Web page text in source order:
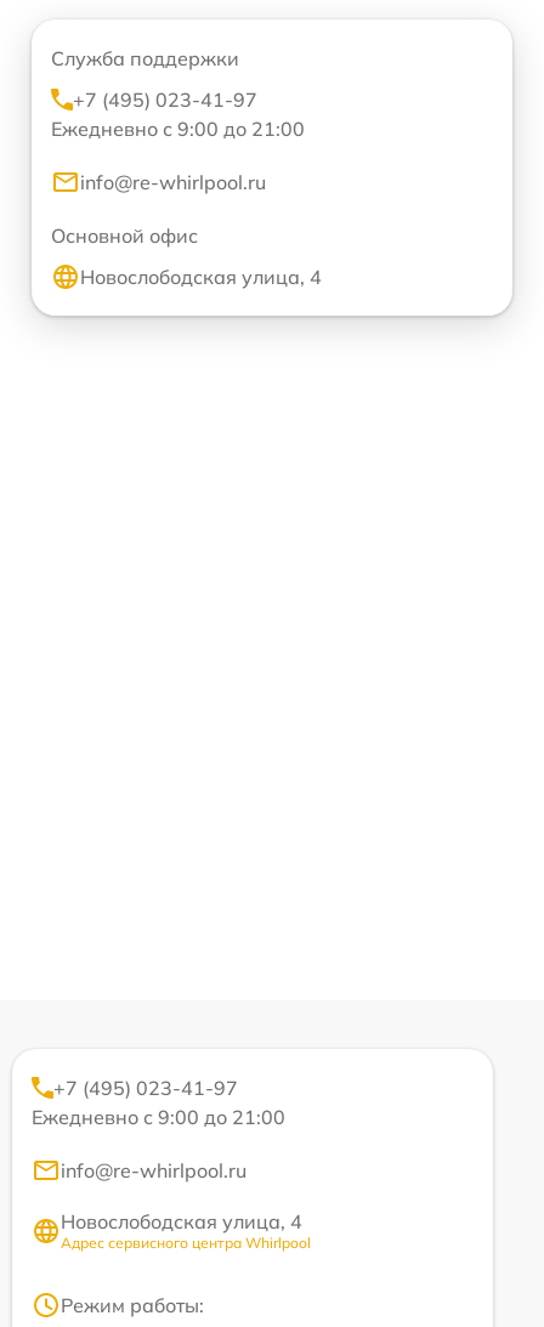
Служба поддержки
+7 (495) 023-41-97
Ежедневно с 9:00 до 21:00
info@re-whirlpool.ru
Основной офис
Новослободская улица, 4
+7 (495) 023-41-97
Ежедневно с 9:00 до 21:00
info@re-whirlpool.ru
Новослободская улица, 4
Адрес сервисного центра Whirlpool
Режим работы: